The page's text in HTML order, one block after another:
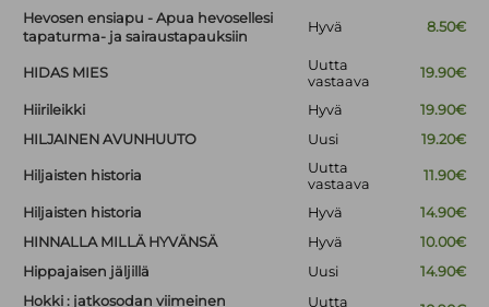
Hevosen ensiapu - Apua hevosellesi
tapaturma- ja sairaustapauksiin
Hyvä 8.50€
HIDAS MIES
Uutta
vastaava
19.90€
Hiirileikki Hyvä
19.90€
HILJAINEN AVUNHUUTO
Uusi 19.20€
Hiljaisten historia
Uutta
vastaava
11.90€
Hiljaisten historia Hyvä
14.90€
HINNALLA MILLÄ HYVÄNSÄ
Hyvä
10.00€
Hippajaisen jäljillä
Uusi
14.90€
Hokki : jatkosodan viimeinen
Uutta